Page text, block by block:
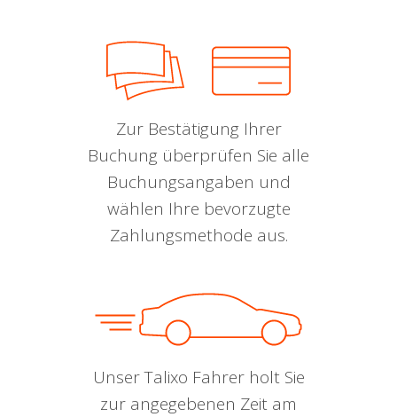
Zur Bestätigung Ihrer
Buchung überprüfen Sie alle
Buchungsangaben und
wählen Ihre bevorzugte
Zahlungsmethode aus.
Unser Talixo Fahrer holt Sie
zur angegebenen Zeit am